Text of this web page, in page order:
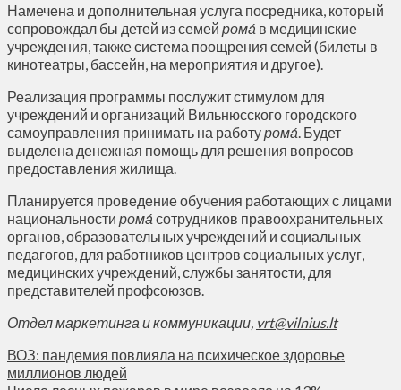
Намечена и дополнительная услуга посредника, который
сопровождал бы детей из семей рома́ в медицинские
учреждения, также система поощрения семей (билеты в
кинотеатры, бассейн, на мероприятия и другое).
Реализация программы послужит стимулом для
учреждений и организаций Вильнюсского городского
самоуправления принимать на работурома́. Будет
выделена денежная помощь для решения вопросов
предоставления жилища.
Планируется проведение обучения работающих с лицами
национальности рома́ сотрудников правоохранительных
органов, образовательных учреждений и социальных
педагогов, для работников центров социальных услуг,
медицинских учреждений, службы занятости, для
представителей профсоюзов.
Отдел маркетинга и коммуникации, vrt@vilnius.lt
ВОЗ: пандемия повлияла на психическое здоровье
миллионов людей